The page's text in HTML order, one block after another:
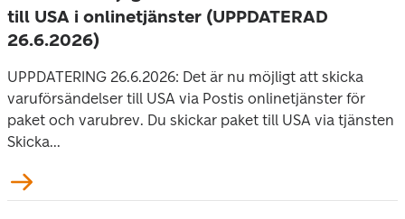
till USA i onlinetjänster (UPPDATERAD
26.6.2026)
UPPDATERING 26.6.2026: Det är nu möjligt att skicka
varuförsändelser till USA via Postis onlinetjänster för
paket och varubrev. Du skickar paket till USA via tjänsten
Skicka...